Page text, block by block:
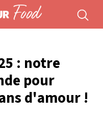
: notre
pour
d'amour !